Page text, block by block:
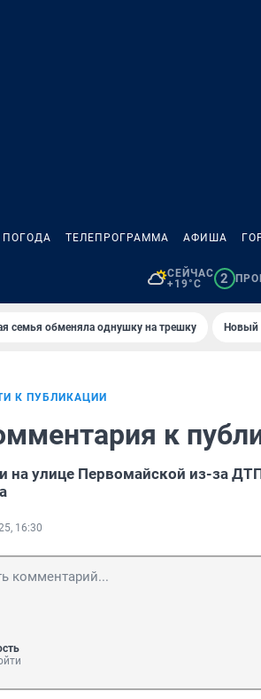
ПОГОДА ТЕЛЕПРОГРАММА АФИША
СЕЙЧАС
+19°C
2
семья обменяла однушку на трешку Новый
К ПУБЛИКАЦИИ
к
на улице Первомайской из-за
16:30